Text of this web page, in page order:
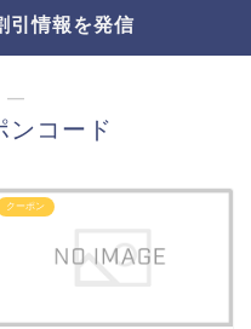
引情報を発信
―
ンコード
クーポン